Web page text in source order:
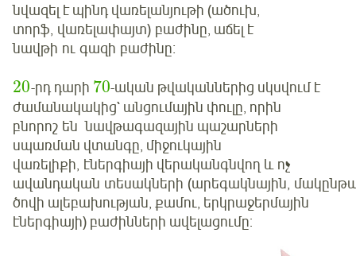
նվազել է պինդ վառելանյութի (ածուխ,
տորֆ, վառելափայտ) բաժինը, աճել է
նավթի ու գազի բաժինը։
20-րդ դարի 70-­ական թվականներից սկսվում է
ժամանակակից` անցումային փուլը, որին
բնորոշ են նավթագազային պաշարների
սպառման վտանգը, միջուկային
վառելիքի, էներգիայի վերականգնվող և ոչ
ավանդական տեսակների (արեգակնային,
ծովի ալեբախության, քամու, երկրաջերմային
էներգիայի) բաժինների ավելացումը: